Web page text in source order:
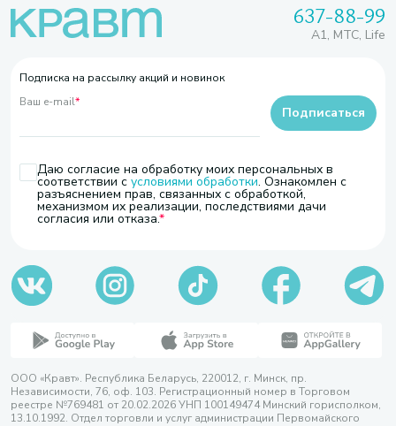
637-88-99
A1, МТС, Life
Подписка на рассылку акций и новинок
Ваш e-mail*
Даю согласие на обработку моих персональных в
соответствии с условиями обработки. Ознакомлен с
разъяснением прав, связанных с обработкой,
механизмом их реализации, последствиями дачи
согласия или отказа.
Подписаться
ООО «Кравт». Республика Беларусь, 220012, г. Минск, пр.
Независимости, 76, оф. 103. Регистрационный номер в Торговом
реестре №769481 от 20.02.2026 УНП 100149474 Минский горисполком,
13.10.1992. Отдел торговли и услуг администрации Первомайского